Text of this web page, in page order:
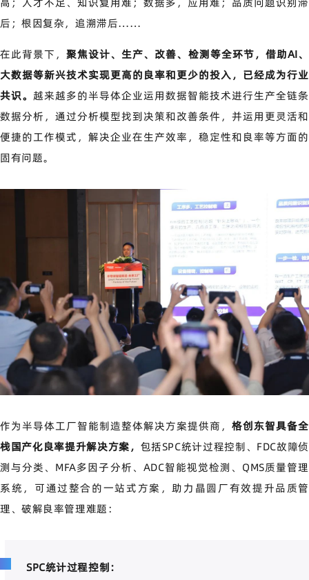
后；根因复杂，追溯滞后……
在此背景下，聚焦设计、生产、改善、检测等全环节，借助AI、
大数据等新兴技术实现更高的良率和更少的投入，已经成为行业
共识。越来越多的半导体企业运用数据智能技术进行生产全链条
数据分析，通过分析模型找到决策和改善条件，并运用更灵活和
便捷的工作模式，解决企业在生产效率，稳定性和良率等方面的
固有问题。
作为半导体工厂智能制造整体解决方案提供商，格创东智具备全
栈国产化良率提升解决方案， 包括SPC统计过程控制、 FDC故障侦
测与分类、 MFA多因子分析、 ADC智能视觉检测、 QMS质量管理
系统，可通过整合的一站式方案，助力晶圆厂有效提升品质管
理、破解良率管理难题：
SPC统计过程控制：